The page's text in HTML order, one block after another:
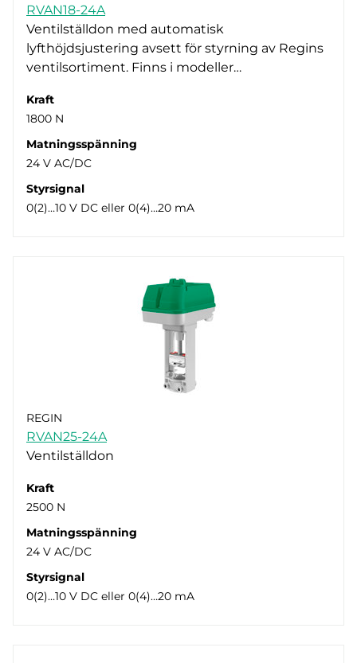
RVAN18-24A
Ventilställdon med automatisk
lyfthöjdsjustering avsett för styrning av Regins
ventilsortiment. Finns i modeller…
Kraft
1800 N
Matningsspänning
24 V AC/DC
Styrsignal
0(2)…10 V DC eller 0(4)…20 mA
REGIN
RVAN25-24A
Ventilställdon
Kraft
2500 N
Matningsspänning
24 V AC/DC
Styrsignal
0(2)…10 V DC eller 0(4)…20 mA